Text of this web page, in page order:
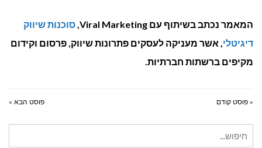
המאמר נכתב בשיתוף עם Viral Marketing,
סוכנות שיווק
דיגיטלי , אשר מעניקה לעסקים פתרונות שיווק, פרסום וקידום
מקיפים ברשתות חברתיות.
« פוסט קודם פוסט הבא »